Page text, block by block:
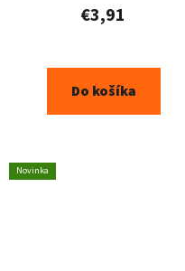
€3,91
Do košíka
Novinka